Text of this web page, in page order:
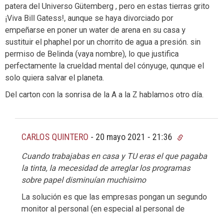
patera del Universo Gütemberg , pero en estas tierras grito
¡Viva Bill Gatess!, aunque se haya divorciado por
empeñarse en poner un water de arena en su casa y
sustituir el phaphel por un chorrito de agua a presión. sin
permiso de Belinda (vaya nombre), lo que justifica
perfectamente la crueldad mental del cónyuge, qunque el
solo quiera salvar el planeta.
Del carton con la sonrisa de la A a la Z hablamos otro día.
CARLOS QUINTERO - 20 mayo 2021 - 21:36
Cuando trabajabas en casa y TU eras el que pagaba
la tinta, la mecesidad de arreglar los programas
sobre papel disminuían muchisimo
La solución es que las empresas pongan un segundo
monitor al personal (en especial al personal de